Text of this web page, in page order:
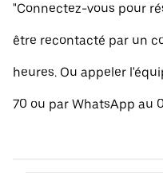
"Connectez-vous pour
être recontacté par un
heures. Ou appeler
70 ou par WhatsApp au